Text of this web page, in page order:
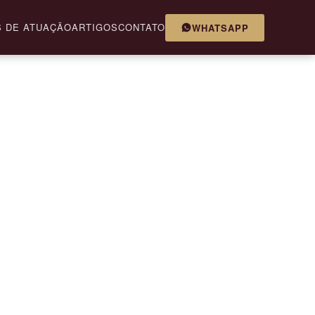
DE ATUAÇÃOARTIGOSCONTATO WHATSAPP